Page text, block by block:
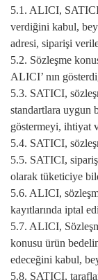
5.1. ALICI,
verdiğini kabul,
adresi, siparişi
5.2. Sözleşme
ALICI’ nın
5.3. SATICI,
standartlara uygun
göstermeyi, ihtiyat
5.4. SATICI,
5.5. SATICI,
olarak tüketiciye
5.6. ALICI,
kayıtlarında iptal
5.7. ALICI,
konusu ürün
edeceğini kabul,
5.8. SATICI,